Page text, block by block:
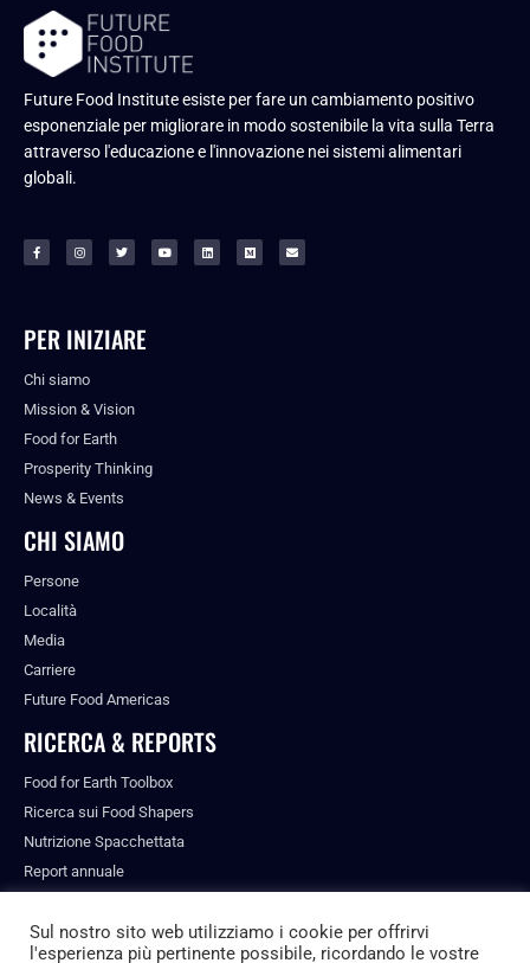
Future Food Institute esiste per fare un cambiamento positivo
esponenziale per migliorare in modo sostenibile la vita sulla Terra
attraverso l'educazione e l'innovazione nei sistemi alimentari
globali.
PER INIZIARE
Chi siamo
Mission & Vision
Food for Earth
Prosperity Thinking
News & Events
CHI SIAMO
Persone
Località
Media
Carriere
Future Food Americas
RICERCA & REPORTS
Food for Earth Toolbox
Ricerca sui Food Shapers
Nutrizione Spacchettata
Report annuale
Sul nostro sito web utilizziamo i cookie per offrirvi
l'esperienza più pertinente possibile, ricordando le vostre